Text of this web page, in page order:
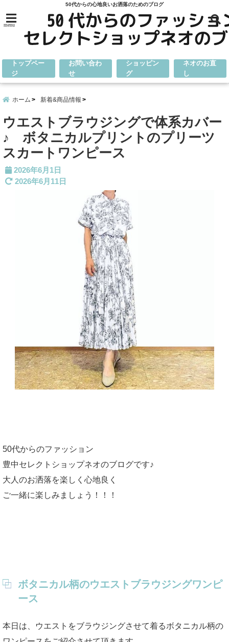
50代からの心地良いお洒落のためのブログ
menu
トップペー
ジ
お問い合わ
せ
ショッピン
グ
ネオのお直
し
ホーム 新着&商品情報
ウエストブラウジングで体系カバー
♪ ボタニカルプリントのプリーツ
スカートワンピース
2026年6月1日
2026年6月11日
50代からのファッション
豊中セレクトショップネオのブログです♪
大人のお洒落を楽しく心地良く
ご一緒に楽しみましょう！！！
ボタニカル柄のウエストブラウジングワンピ
ース
本日は、ウエストをブラウジングさせて着るボタニカル柄の